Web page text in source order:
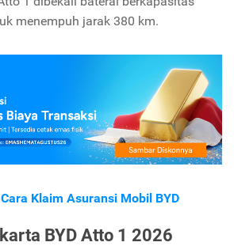
menempuh jarak 380 km.
Klaim Asuransi Mobil BYD
BYD Atto 1 2026